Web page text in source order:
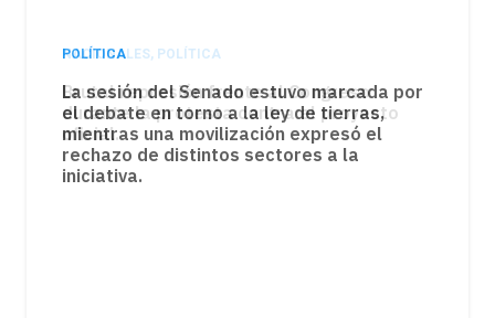
POLÍTICA
La sesión del Senado estuvo marcada por
el debate en torno a la ley de tierras,
mientras una movilización expresó el
rechazo de distintos sectores a la
iniciativa.